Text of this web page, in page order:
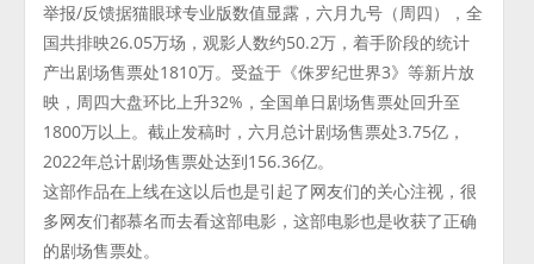
举报/反馈据猫眼球专业版数值显露，六月九号（周四），全
国共排映26.05万场，观影人数约50.2万，着手阶段的统计
产出剧场售票处1810万。受益于《侏罗纪世界3》等新片放
映，周四大盘环比上升32%，全国单日剧场售票处回升至
1800万以上。截止发稿时，六月总计剧场售票处3.75亿，
2022年总计剧场售票处达到156.36亿。
这部作品在上线在这以后也是引起了网友们的关心注视，很
多网友们都慕名而去看这部电影，这部电影也是收获了正确
的剧场售票处。